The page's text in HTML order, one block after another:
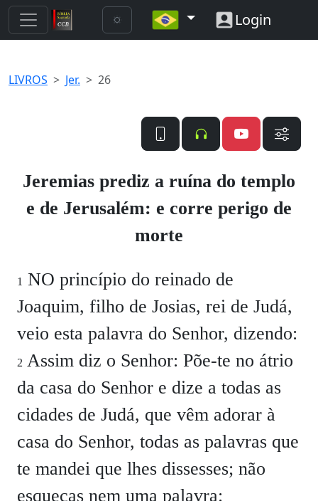
Login
LIVROS Jer. 26
Jeremias prediz a ruína do templo
e de Jerusalém: e corre perigo de
morte
1 NO princípio do reinado de
Joaquim, filho de Josias, rei de Judá,
veio esta palavra do Senhor, dizendo:
2 Assim diz o Senhor: Põe-te no átrio
da casa do Senhor e dize a todas as
cidades de Judá, que vêm adorar à
casa do Senhor, todas as palavras que
te mandei que lhes dissesses; não
esqueças nem uma palavra: